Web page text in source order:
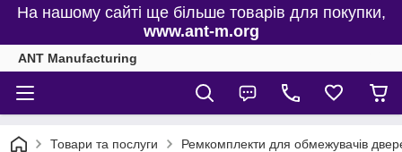
На нашому сайті ще більше товарів для покупки,
www.ant-m.org
ANT Manufacturing
Товари та послуги Ремкомплекти для обмежувачів